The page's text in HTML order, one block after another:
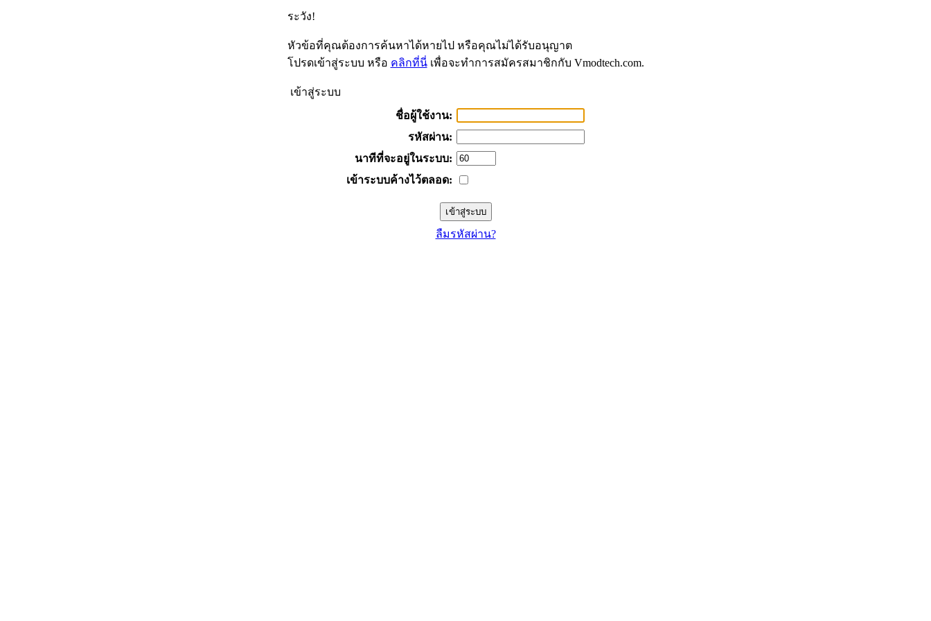
ระวัง!
หัวข้อที่คุณต้องการค้นหาได้หายไป หรือคุณไม่ได้รับอนุญาต
โปรดเข้าสู่ระบบ หรือ คลิกที่นี่เพื่อจะทำการสมัครสมาชิกกับ Vmodtech.com.
เข้าสู่ระบบ
ชื่อผู้ใช้งาน:
รหัสผ่าน:
นาทีที่จะอยู่ในระบบ:
เข้าระบบค้างไว้ตลอด:
ลืมรหัสผ่าน?